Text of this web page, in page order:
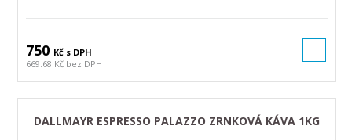
750 Kč s DPH
669.68 Kč bez DPH
DALLMAYR ESPRESSO PALAZZO ZRNKOVÁ KÁVA 1KG